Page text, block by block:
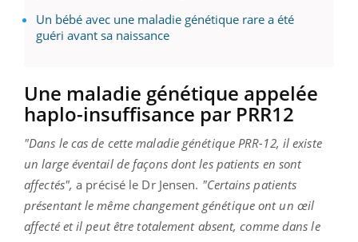
Un bébé avec une maladie génétique rare a été
guéri avant sa naissance
Une maladie génétique appelée
haplo-insuffisance par ​PRR12
"Dans le cas de cette maladie génétique PRR-12, il existe
un large éventail de façons dont les patients en sont
affectés", a précisé le Dr Jensen. "Certains patients
présentant le même changement génétique ont un œil
affecté et il peut être totalement absent, comme dans le